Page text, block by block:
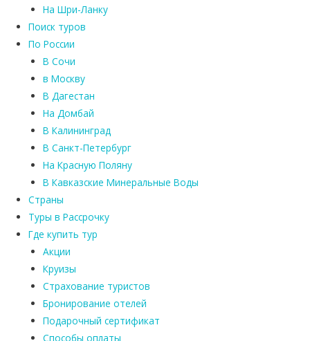
На Шри-Ланку
Поиск туров
По России
В Сочи
в Москву
В Дагестан
На Домбай
В Калининград
В Санкт-Петербург
На Красную Поляну
В Кавказские Минеральные Воды
Страны
Туры в Рассрочку
Где купить тур
Акции
Круизы
Страхование туристов
Бронирование отелей
Подарочный сертификат
Способы оплаты